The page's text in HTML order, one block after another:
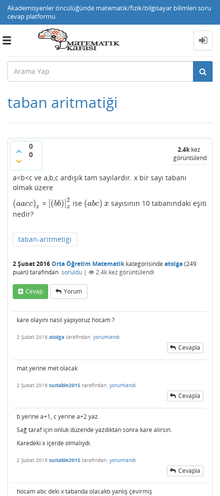
Akademisyenler öncülüğünde matematik/fizik/bilgisayar bilimleri soru
cevap platformu
Toggle
taban aritmatiği
0
0
2.4kkez
görüntülendi
a<b<c ve a,b,c ardışık tam sayılardır. x bir sayı tabanı
olmak üzere
(aacc)x
(aacc)x = [(bb)] 2
x
(bb)] x2 ise (abc) x
(abc)x
sayısının 10 tabanındaki eşiti
nedir?
taban-aritmetigi
2 Şubat 2016Orta Öğretim Matematikkategorisinde atolga(249
puan) tarafından soruldu | 2.4k kez görüntülendi
Cevap Yorum
kare olayını nasıl yapıyoruz hocam ?
2 Şubat 2016 atolga tarafından yorumlandı
Cevapla
mat yerine met olacak
2 Şubat 2016 suitable2015 tarafından yorumlandı
Cevapla
b yerine a+1, c yerine a+2 yaz.
Sağ taraf için onluk düzende yazdıktan sonra kare alırsın.
Karedeki x içerde olmalıydı.
2 Şubat 2016 suitable2015 tarafından yorumlandı
Cevapla
hocam abc deki x tabanda olacaktı yanlış çevirmiş